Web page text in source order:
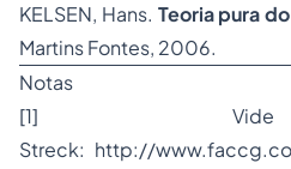
KELSEN, Hans. Teoria pura
Martins Fontes, 2006.
Notas
[1]
Streck: http://